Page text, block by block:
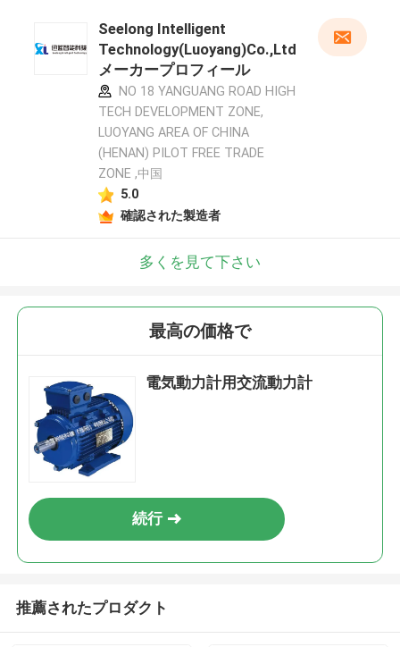
Seelong Intelligent
Technology(Luoyang)Co.,Ltd
メーカープロフィール
NO 18 YANGUANG ROAD HIGH
TECH DEVELOPMENT ZONE,
LUOYANG AREA OF CHINA
(HENAN) PILOT FREE TRADE
ZONE ,中国
5.0
確認された製造者
多くを見て下さい
最高の価格で
電気動力計用交流動力計
続行
推薦されたプロダクト